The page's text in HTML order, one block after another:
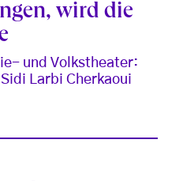
wird die
und Volkstheater:
Larbi Cherkaoui